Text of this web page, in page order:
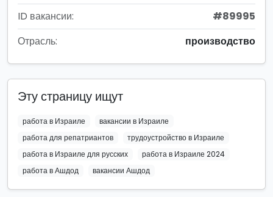
ID вакансии:
#89995
Отрасль:
производство
Эту страницу ищут
работа в Израиле
вакансии в Израиле
работа для репатриантов
трудоустройство в Израиле
работа в Израиле для русских
работа в Израиле 2024
работа в Ашдод
вакансии Ашдод